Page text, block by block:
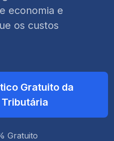
economia e
os custos
Gratuito da
Gratuito